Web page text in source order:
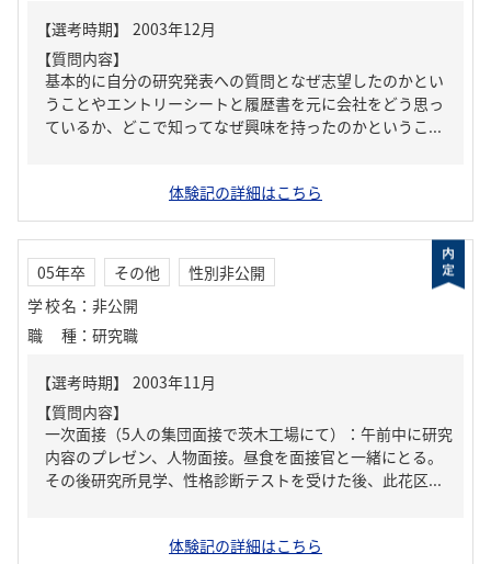
【質問内容】
基本的に自分の研究発表への質問となぜ志望したのかとい
うことやエントリーシートと履歴書を元に会社をどう思っ
ているか、どこで知ってなぜ興味を持ったのかというこ...
体験記の詳細はこちら
05年卒 その他
性別非公開
学校名 ： 非公開
職種 ： 研究職
【質問内容】
一次面接（5人の集団面接で茨木工場にて）：午前中に研究
内容のプレゼン、人物面接。昼食を面接官と一緒にとる。
その後研究所見学、性格診断テストを受けた後、此花区...
体験記の詳細はこちら